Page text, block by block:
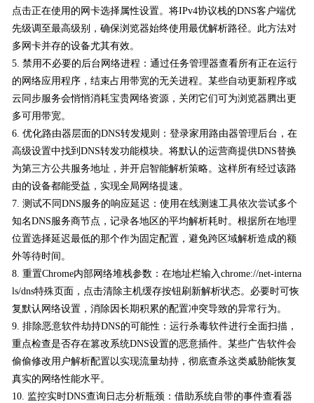
点击正在使用的网卡选择属性设置。将IPv4协议栈的DNS客户端优
先级调至最高级别，确保浏览器始终使用最优解析路径。此方法对
多网卡并存的设备尤其有效。
5. 禁用不必要的后台网络进程：通过任务管理器查看所有正在运行
的网络应用程序，结束占用带宽的无关进程。某些自动更新程序或
云同步服务会悄悄消耗宝贵网络资源，关闭它们可为浏览器腾出更
多可用带宽。
6. 优化路由器层面的DNS转发规则：登录家用路由器管理后台，在
高级设置中找到DNS转发功能模块。将默认的运营商提供DNS替换
为第三方公共服务地址，并开启智能解析策略。这样所有经过该路
由的设备都能受益，实现全局网络提速。
7. 测试不同DNS服务的响应延迟：使用在线测速工具依次尝试多个
知名DNS服务商节点，记录各地区的平均解析耗时。根据所在地理
位置选择延迟最低的那个作为固定配置，避免跨区域解析造成的额
外等待时间。
8. 重置Chrome内部网络堆栈参数：在地址栏输入chrome://net-interna
ls/dns特殊页面，点击清除主机缓存按钮刷新解析状态。必要时可恢
复默认网络设置，消除因长期积累的配置冲突导致的异常行为。
9. 排除恶意软件劫持DNS的可能性：运行杀毒软件进行全面扫描，
重点检查是否存在篡改系统DNS设置的恶意插件。某些广告软件会
偷偷修改用户解析配置以实现流量劫持，彻底查杀这类威胁能恢复
真实的网络性能水平。
10. 监控实时DNS查询日志分析瓶颈：借助系统自带的事件查看器